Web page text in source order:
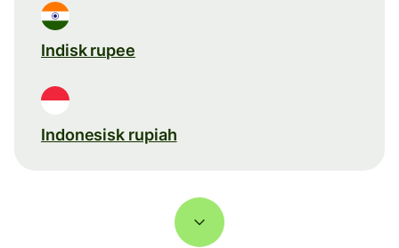
Indisk rupee
Indonesisk rupiah